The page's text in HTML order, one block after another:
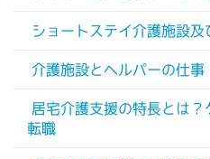
ショートステイ介護施設
介護施設とヘルパーの仕事
居宅介護支援の特長とは？
転職